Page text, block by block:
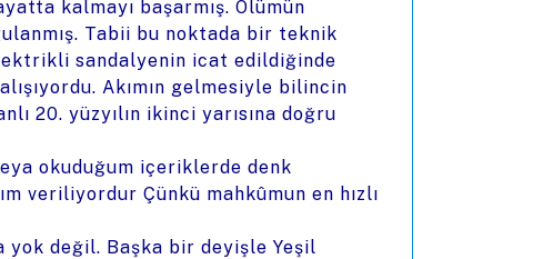
kalmayı başarmış. Ölümün
Tabii bu noktada bir teknik
sandalyenin icat edildiğinde
Akımın gelmesiyle bilincin
20. yüzyılın ikinci yarısına doğru
okuduğum içeriklerde denk
veriliyordur Çünkü mahkûmun en hızlı
değil. Başka bir deyişle Yeşil